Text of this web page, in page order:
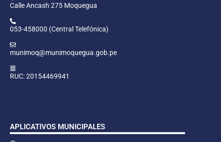
Calle Ancash 275 Moquegua
053-458000 (Central Telefónica)
munimoq@munimoquegua.gob.pe
RUC: 20154469941
APLICATIVOS MUNICIPALES